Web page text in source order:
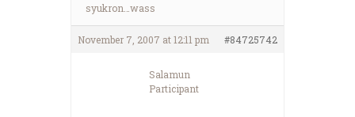
syukron…wass
November 7, 2007 at 12:11 pm #84725742
Salamun
Participant